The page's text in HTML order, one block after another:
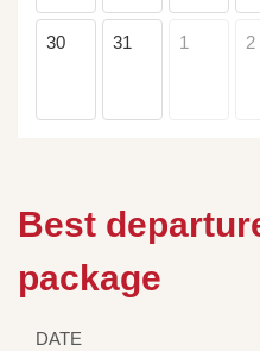
30 31 1 2
Best
package
DATE